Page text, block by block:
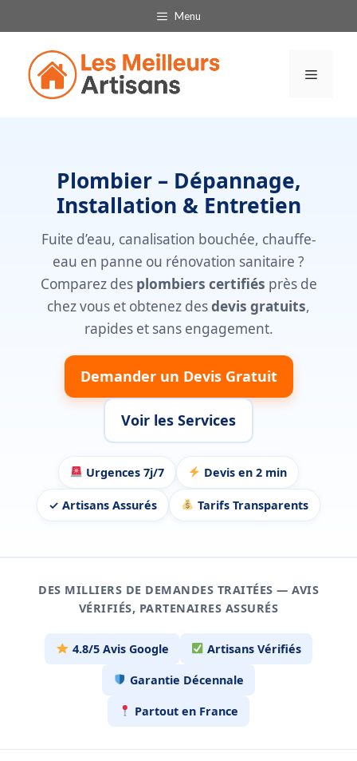
au
contenu
Menu
Menu
Plombier – Dépannage,
Installation & Entretien
Fuite d’eau, canalisation bouchée, chauffe-
eau en panne ou rénovation sanitaire ?
Comparez des plombiers certifiés près de
chez vous et obtenez desdevis gratuits,
rapides et sans engagement.
Demander un Devis Gratuit
Voir les Services
Urgences 7j/7 Devis en 2 min
✓ Artisans Assurés Tarifs Transparents
DES MILLIERS DE DEMANDES TRAITÉES — AVIS
VÉRIFIÉS, PARTENAIRES ASSURÉS
4.8/5 Avis Google Artisans Vérifiés
Garantie Décennale
Partout en France